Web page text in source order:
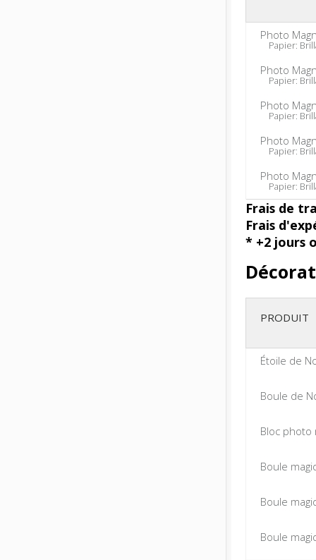
Photo
Papier:
Photo
Papier:
Photo
Papier:
Photo
Papier:
Photo
Papier:
Frais de
Frais
* +2 jours
PRODUIT
Étoile de
Boule de
Bloc photo
Boule
Boule
Boule